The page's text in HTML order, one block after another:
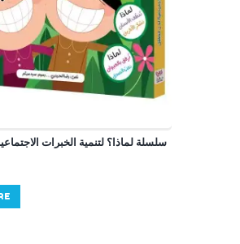
سلسلة لماذا؟ لتنمية الخبرات